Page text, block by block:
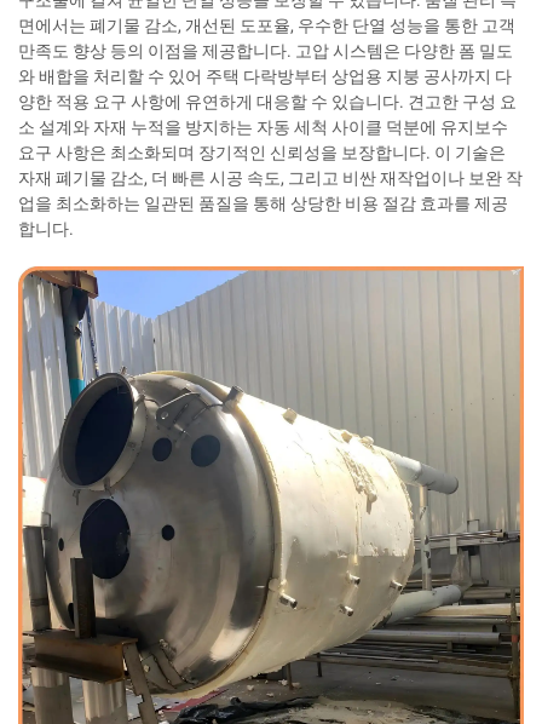
면에서는 폐기물 감소, 개선된 도포율, 우수한 단열 성능을 통한 고객
만족도 향상 등의 이점을 제공합니다. 고압 시스템은 다양한 폼 밀도
와 배합을 처리할 수 있어 주택 다락방부터 상업용 지붕 공사까지 다
양한 적용 요구 사항에 유연하게 대응할 수 있습니다. 견고한 구성 요
소 설계와 자재 누적을 방지하는 자동 세척 사이클 덕분에 유지보수
요구 사항은 최소화되며 장기적인 신뢰성을 보장합니다. 이 기술은
자재 폐기물 감소, 더 빠른 시공 속도, 그리고 비싼 재작업이나 보완 작
업을 최소화하는 일관된 품질을 통해 상당한 비용 절감 효과를 제공
합니다.